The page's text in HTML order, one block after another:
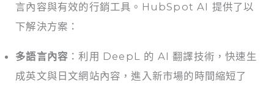
言內容與有效的行銷工具。HubSpot AI 提供了以
下解決方案：
多語言內容 ：利用 DeepL 的 AI 翻譯技術，快速生
成英文與日文網站內容，進入新市場的時間縮短了